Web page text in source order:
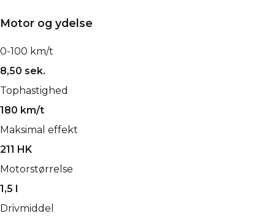
Motor og ydelse
0-100 km/t
8,50 sek.
Tophastighed
180 km/t
Maksimal effekt
211 HK
Motorstørrelse
1,5 l
Drivmiddel